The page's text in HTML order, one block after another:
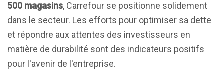
500 magasins, Carrefour se positionne solidement
dans le secteur. Les efforts pour optimiser sa dette
et répondre aux attentes des investisseurs en
matière de durabilité sont des indicateurs positifs
pour l'avenir de l'entreprise.